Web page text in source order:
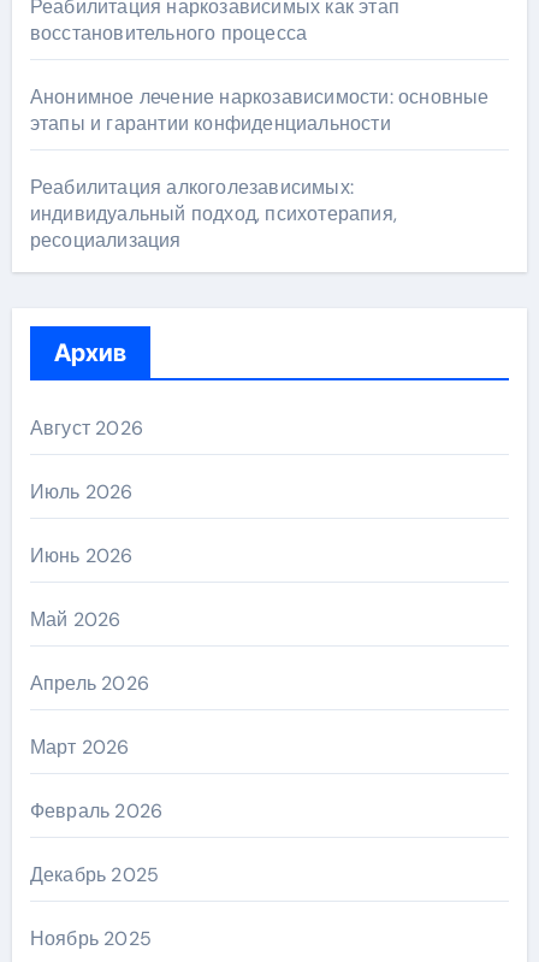
Реабилитация наркозависимых как этап
восстановительного процесса
Анонимное лечение наркозависимости: основные
этапы и гарантии конфиденциальности
Реабилитация алкоголезависимых:
индивидуальный подход, психотерапия,
ресоциализация
Архив
Август 2026
Июль 2026
Июнь 2026
Май 2026
Апрель 2026
Март 2026
Февраль 2026
Декабрь 2025
Ноябрь 2025